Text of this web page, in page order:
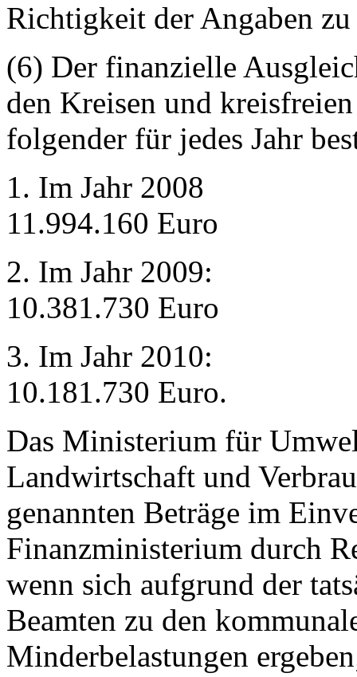
Richtigkeit der Angaben
(6) Der finanzielle
den Kreisen und
folgender für jedes Jahr
1. Im Jahr 2008
11.994.160 Euro
2. Im Jahr 2009:
10.381.730 Euro
3. Im Jahr 2010:
10.181.730 Euro.
Das Ministerium für
Landwirtschaft und
genannten Beträge im
Finanzministerium durch
wenn sich aufgrund der
Beamten zu den
Minderbelastungen